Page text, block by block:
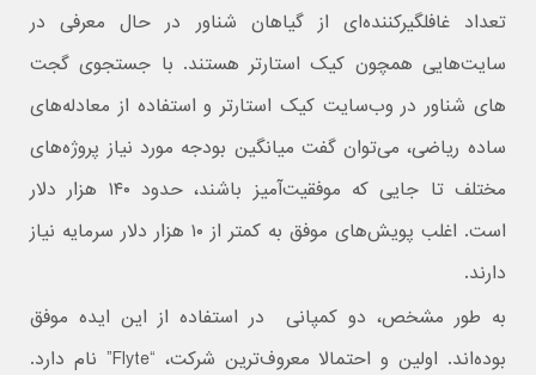
تعداد غافلگیرکننده‌ای از گیاهان شناور در حال معرفی در
سایت‌هایی همچون کیک استارتر هستند. با جستجوی گجت
های شناور در وب‌سایت کیک استارتر و استفاده از معادله‌های
ساده ریاضی، می‌توان گفت میانگین بودجه مورد نیاز پروژه‌های
مختلف تا جایی که موفقیت‌آمیز باشند، حدود ۱۴۰ هزار دلار
است. اغلب پویش‌های موفق به کمتر از ۱۰ هزار دلار سرمایه نیاز
دارند.
به طور مشخص، دو کمپانی در استفاده از این ایده موفق
بوده‌اند. اولین و احتمالا معروف‌ترین شرکت، “Flyte” نام دارد.